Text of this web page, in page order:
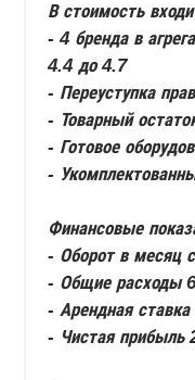
В стоимость
- 4 бренда в
4.4 до 4.7
- Переуступка
- Товарный
- Готовое
-
Финансовые
- Оборот в месяц
- Общие расходы
- Арендная
- Чистая прибыль